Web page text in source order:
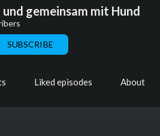
und gemeinsam mit Hund
SUBSCRIBE
Liked episodes About